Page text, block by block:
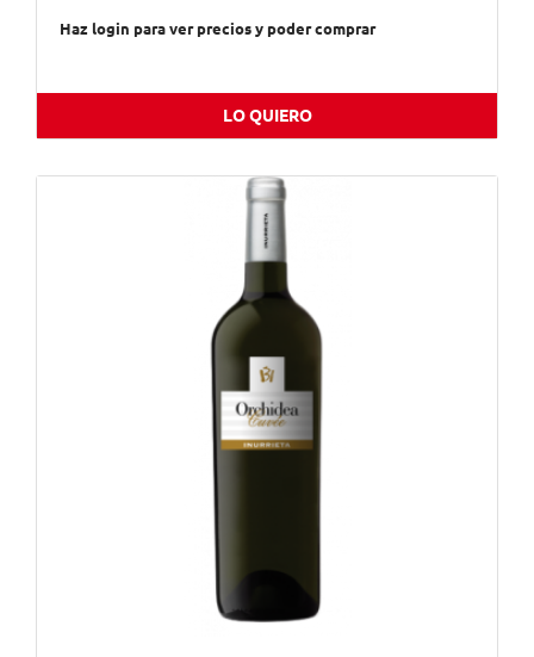
Haz login para ver precios y poder comprar
LO QUIERO